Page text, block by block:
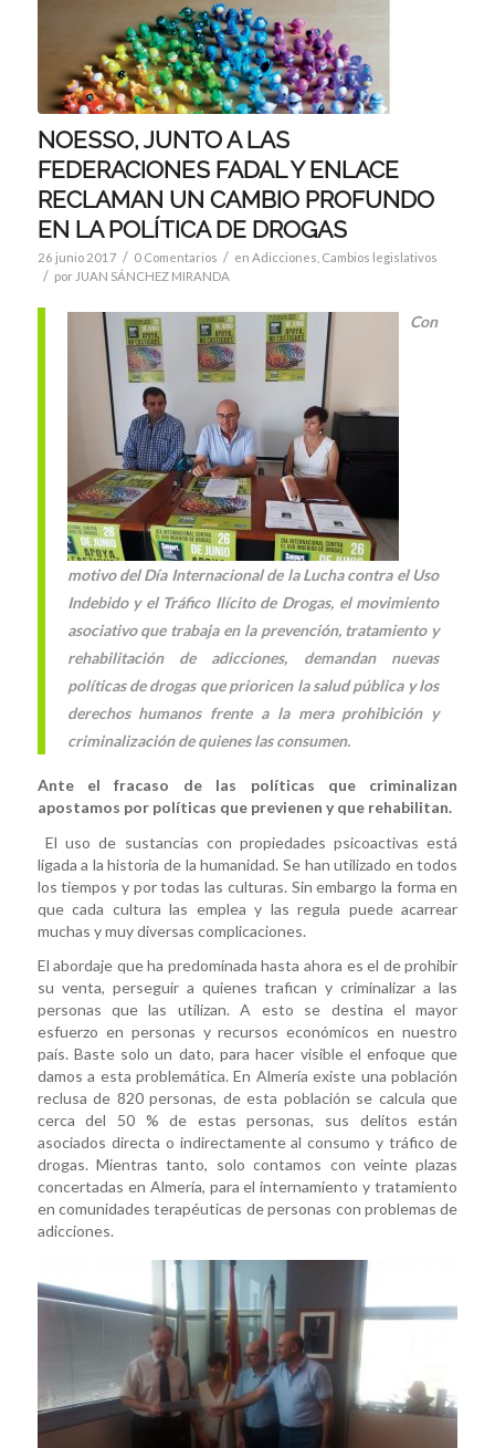
NOESSO, JUNTO A LAS
FEDERACIONES FADAL Y ENLACE
RECLAMAN UN CAMBIO PROFUNDO
EN LA POLÍTICA DE DROGAS
26 junio 2017 / 0 Comentarios / en Adicciones Cambios legislativos
/ por JUAN SÁNCHEZ MIRANDA
Con
motivo del Día Internacional de la Lucha contra el Uso
Indebido y el Tráfico Ilícito de Drogas, el movimiento
asociativo que trabaja en la prevención, tratamiento y
rehabilitación de adicciones, demandan nuevas
políticas de drogas que prioricen la salud pública y los
derechos humanos frente a la mera prohibición y
criminalización de quienes las consumen.
Ante el fracaso de las políticas que criminalizan
apostamos por políticas que previenen y que rehabilitan.
El uso de sustancias con propiedades psicoactivas está
ligada a la historia de la humanidad. Se han utilizado en todos
los tiempos y por todas las culturas. Sin embargo la forma en
que cada cultura las emplea y las regula puede acarrear
muchas y muy diversas complicaciones.
El abordaje que ha predominada hasta ahora es el de prohibir
su venta, perseguir a quienes trafican y criminalizar a las
personas que las utilizan. A esto se destina el mayor
esfuerzo en personas y recursos económicos en nuestro
país. Baste solo un dato, para hacer visible el enfoque que
damos a esta problemática. En Almería existe una población
reclusa de 820 personas, de esta población se calcula que
cerca del 50 % de estas personas, sus delitos están
asociados directa o indirectamente al consumo y tráfico de
drogas. Mientras tanto, solo contamos con veinte plazas
concertadas en Almería, para el internamiento y tratamiento
en comunidades terapéuticas de personas con problemas de
adicciones.